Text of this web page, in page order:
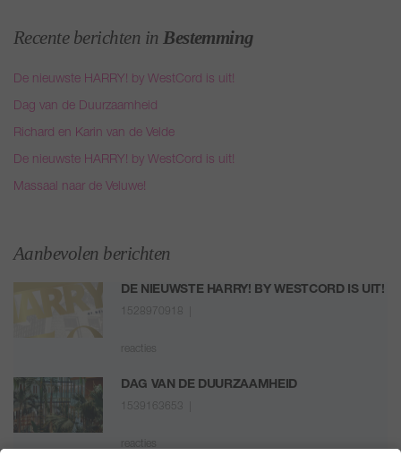
Recente berichten in Bestemming
De nieuwste HARRY! by WestCord is uit!
Dag van de Duurzaamheid
Richard en Karin van de Velde
De nieuwste HARRY! by WestCord is uit!
Massaal naar de Veluwe!
Aanbevolen berichten
DE NIEUWSTE HARRY! BY WESTCORD IS UIT!
1528970918 |
reacties
DAG VAN DE DUURZAAMHEID
1539163653 |
reacties